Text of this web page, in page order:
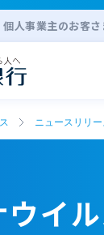
個人事業主のお客さ
ニュースリリ
イ